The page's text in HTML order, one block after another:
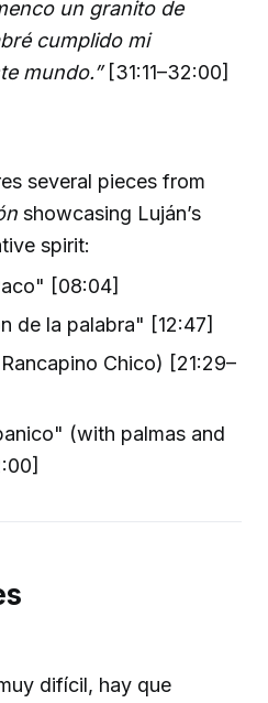
un granito de
cumplido mi
mundo.”[31:11–32:00]
several pieces from
showcasing Luján’s
spirit:
[08:04]
de la palabra" [12:47]
Chico) [21:29–
(with palmas and
difícil, hay que